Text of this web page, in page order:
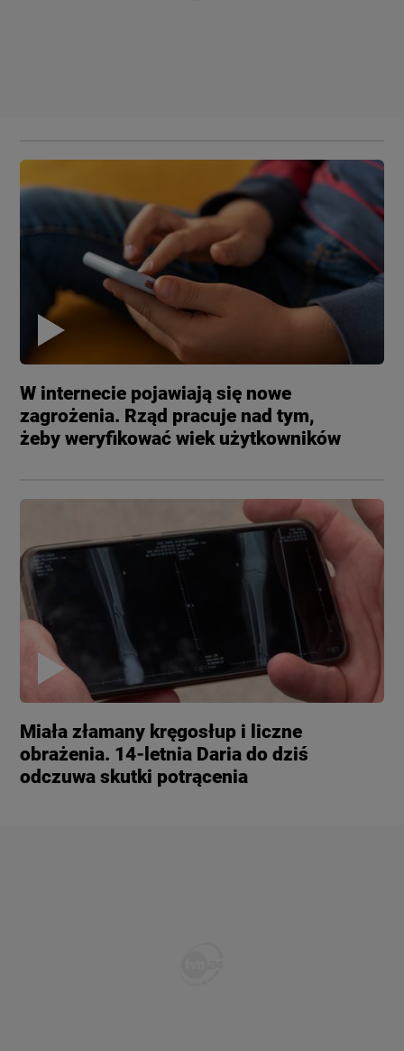
W internecie pojawiają się nowe
zagrożenia. Rząd pracuje nad tym,
żeby weryfikować wiek użytkowników
Miała złamany kręgosłup i liczne
obrażenia. 14-letnia Daria do dziś
odczuwa skutki potrącenia